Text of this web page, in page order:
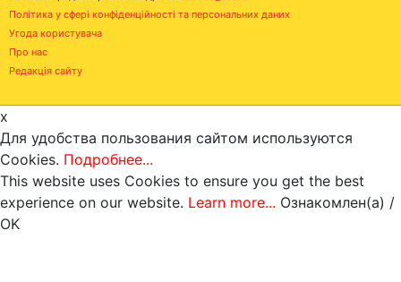
Політика у сфері конфіденційності та персональних даних
Угода користувача
Про нас
Редакція сайту
x
Для удобства пользования сайтом используются
Cookies. Подробнее...
This website uses Cookies to ensure you get the best
experience on our website. Learn more... Ознакомлен(а) /
OK